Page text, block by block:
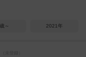
～ 2021年